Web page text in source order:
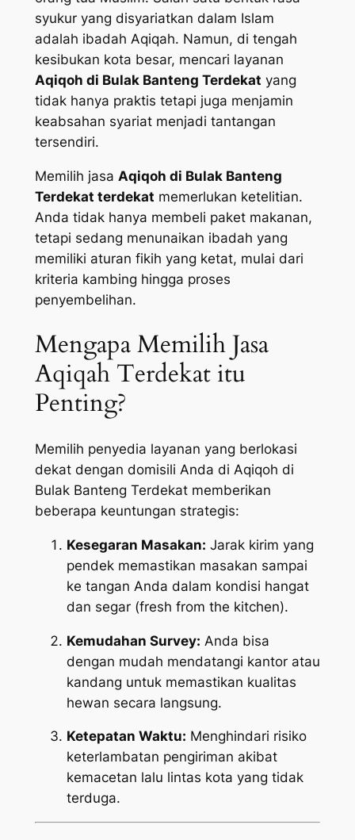
syukur yang disyariatkan dalam Islam
adalah ibadah Aqiqah. Namun, di tengah
kesibukan kota besar, mencari layanan
Aqiqoh di Bulak Banteng Terdekat yang
tidak hanya praktis tetapi juga menjamin
keabsahan syariat menjadi tantangan
tersendiri.
Memilih jasa Aqiqoh di Bulak Banteng
Terdekat terdekat memerlukan ketelitian.
Anda tidak hanya membeli paket makanan,
tetapi sedang menunaikan ibadah yang
memiliki aturan fikih yang ketat, mulai dari
kriteria kambing hingga proses
penyembelihan.
Mengapa Memilih Jasa
Aqiqah Terdekat itu
Penting?
Memilih penyedia layanan yang berlokasi
dekat dengan domisili Anda di Aqiqoh di
Bulak Banteng Terdekat memberikan
beberapa keuntungan strategis:
Kesegaran Masakan: Jarak kirim yang
pendek memastikan masakan sampai
ke tangan Anda dalam kondisi hangat
dan segar (fresh from the kitchen).
Kemudahan Survey: Anda bisa
dengan mudah mendatangi kantor atau
kandang untuk memastikan kualitas
hewan secara langsung.
Ketepatan Waktu: Menghindari risiko
keterlambatan pengiriman akibat
kemacetan lalu lintas kota yang tidak
terduga.